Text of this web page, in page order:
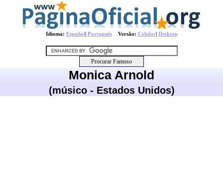
Idioma: Español| PortuguêsVersão: Celular| Desktop
Monica Arnold
(músico - Estados Unidos)